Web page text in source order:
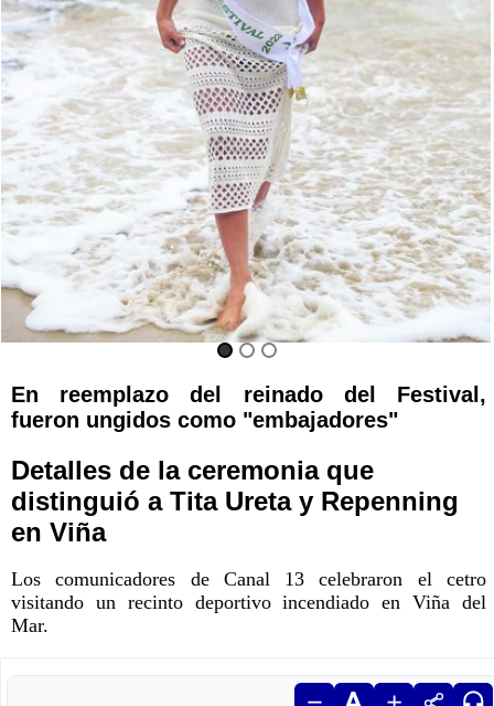
En reemplazo del reinado del Festival,
fueron ungidos como "embajadores"
Detalles de la ceremonia que
distinguió a Tita Ureta y Repenning
en Viña
Los comunicadores de Canal 13 celebraron el cetro
visitando un recinto deportivo incendiado en Viña del
Mar.